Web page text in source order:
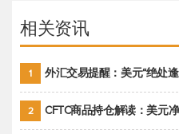
相关资讯
1 外汇交易提醒：美元“绝处
2 CFTC商品持仓解读：美元净空头创2021